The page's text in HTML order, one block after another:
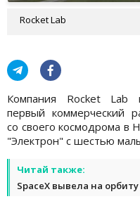
Rocket Lab
Компания Rocket Lab
первый коммерческий
со своего космодрома в
"Электрон" с шестью
Читай также:
SpaceX вывела на